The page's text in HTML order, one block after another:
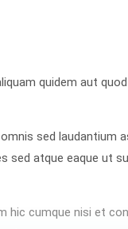
quidem aut
sed laudantium
atque eaque ut
cumque nisi et